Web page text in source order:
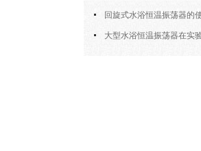
使用回旋式水浴恒温振荡器的
用，方法其实很简单
大型水浴恒温振荡器在实